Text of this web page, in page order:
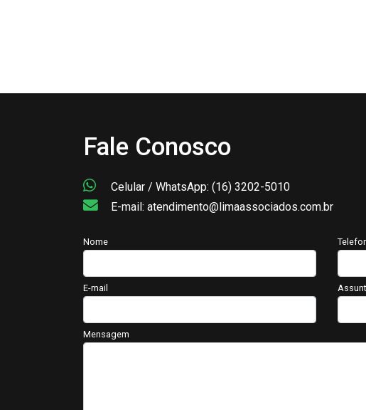
Fale Conosco
Celular / WhatsApp: (16) 3202-5010
E-mail: atendimento@limaassociados.com.br
Nome
E-mail
Mensagem